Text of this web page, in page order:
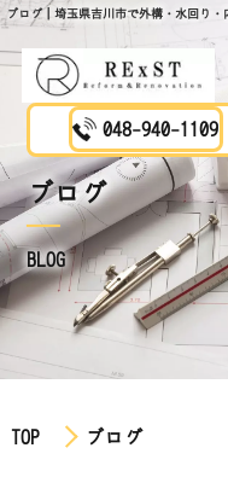
ブログ｜埼玉県吉川市で外構・水回り・
048-940-1109
ブログ
BLOG
TOP ブログ